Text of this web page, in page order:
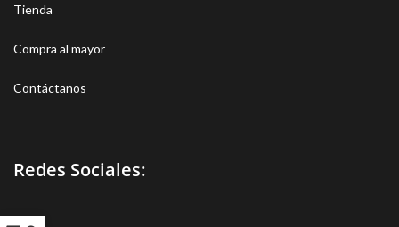
Tienda
Compra al mayor
Contáctanos
Redes Sociales: